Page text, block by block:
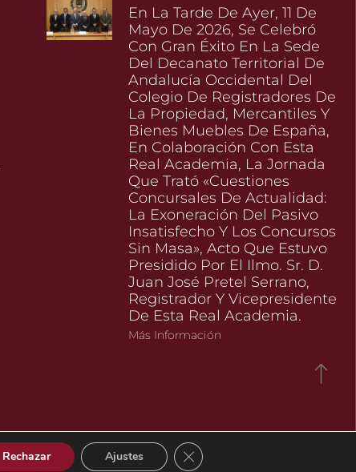
En La Tarde De Ayer, 11 De
Mayo De 2026, Se Celebró
Con Gran Éxito En La Sede
Del Decanato Territorial De
Andalucía Occidental Del
Colegio De Registradores De
La Propiedad, Mercantiles Y
Bienes Muebles De España,
En Colaboración Con Esta
Real Academia, La Jornada
Que Trató «Cuestiones
Concursales De Actualidad:
La Exoneración Del Pasivo
Insatisfecho Y Los Concursos
Sin Masa», Acto Que Estuvo
Presidido Por El Ilmo. Sr. D.
Juan José Pretel Serrano,
Registrador Y Vicepresidente
De Esta Real Academia.
Más Información
Rechazar Ajustes Cerrar el banner de cookies